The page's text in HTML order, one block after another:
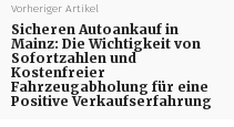
Vorheriger Artikel
Sicheren Autoankauf in
Mainz: Die Wichtigkeit von
Sofortzahlen und
Kostenfreier
Fahrzeugabholung für eine
Positive Verkaufserfahrung